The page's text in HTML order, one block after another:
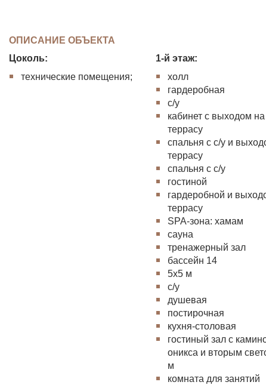
ОПИСАНИЕ ОБЪЕКТА
Цоколь:
технические помещения;
1-й этаж:
холл
гардеробная
с/у
кабинет с выходом на
террасу
спальня с с/у и
террасу
спальня с с/у
гостиной
гардеробной и
террасу
SPA-зона: хамам
сауна
тренажерный зал
бассейн 14
5х5 м
с/у
душевая
постирочная
кухня-столовая
гостиный зал с
оникса и вторым
м
комната для занятий